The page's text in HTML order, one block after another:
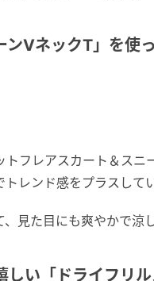
ンVネックT」を使
トフレアスカート＆ス
レンド感をプラスして
見た目にも爽やかで涼
い「ドライフリル